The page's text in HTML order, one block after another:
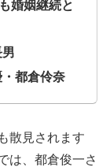
婚姻継続と
都倉伶奈
散見されます
は、都倉俊一さ